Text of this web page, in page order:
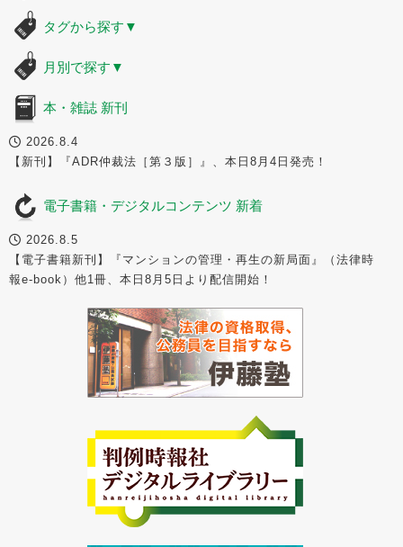
タグから探す ▼
月別で探す ▼
本・雑誌 新刊
2026.8.4
【新刊】『ADR仲裁法［第３版］』、本日8月4日発売！
電子書籍・デジタルコンテンツ 新着
2026.8.5
【電子書籍新刊】『マンションの管理・再生の新局面』（法律時
報e-book）他1冊、本日8月5日より配信開始！